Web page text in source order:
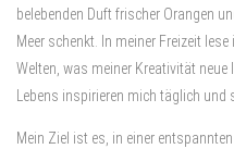
belebenden Duft frischer Orangen
Meer schenkt. In meiner Freizeit
Welten, was meiner Kreativität neue
Lebens inspirieren mich täglich
Mein Ziel ist es, in einer